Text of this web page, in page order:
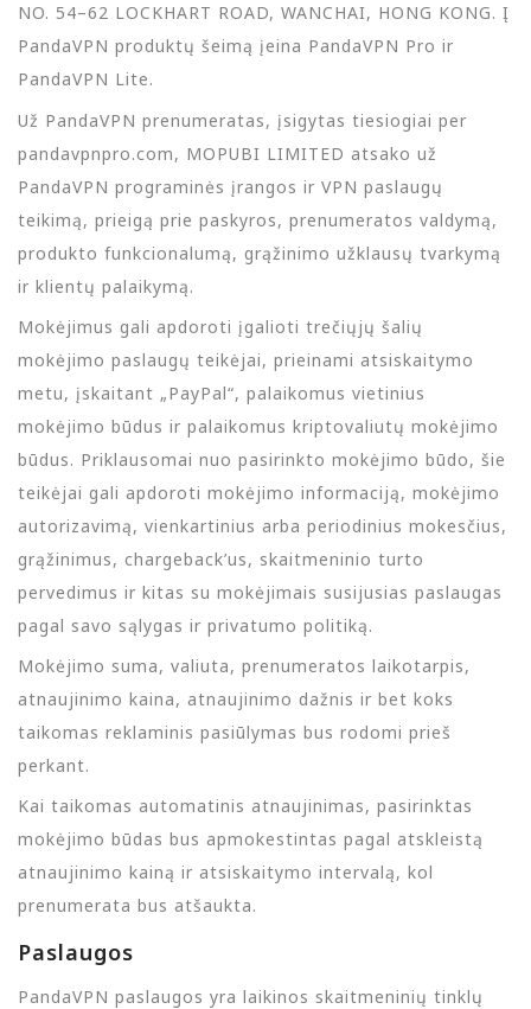
NO. 54–62 LOCKHART ROAD, WANCHAI, HONG KONG. Į
PandaVPN produktų šeimą įeina PandaVPN Pro ir
PandaVPN Lite.
Už PandaVPN prenumeratas, įsigytas tiesiogiai per
pandavpnpro.com, MOPUBI LIMITED atsako už
PandaVPN programinės įrangos ir VPN paslaugų
teikimą, prieigą prie paskyros, prenumeratos valdymą,
produkto funkcionalumą, grąžinimo užklausų tvarkymą
ir klientų palaikymą.
Mokėjimus gali apdoroti įgalioti trečiųjų šalių
mokėjimo paslaugų teikėjai, prieinami atsiskaitymo
metu, įskaitant „PayPal“, palaikomus vietinius
mokėjimo būdus ir palaikomus kriptovaliutų mokėjimo
būdus. Priklausomai nuo pasirinkto mokėjimo būdo, šie
teikėjai gali apdoroti mokėjimo informaciją, mokėjimo
autorizavimą, vienkartinius arba periodinius mokesčius,
grąžinimus, chargeback’us, skaitmeninio turto
pervedimus ir kitas su mokėjimais susijusias paslaugas
pagal savo sąlygas ir privatumo politiką.
Mokėjimo suma, valiuta, prenumeratos laikotarpis,
atnaujinimo kaina, atnaujinimo dažnis ir bet koks
taikomas reklaminis pasiūlymas bus rodomi prieš
perkant.
Kai taikomas automatinis atnaujinimas, pasirinktas
mokėjimo būdas bus apmokestintas pagal atskleistą
atnaujinimo kainą ir atsiskaitymo intervalą, kol
prenumerata bus atšaukta.
Paslaugos
PandaVPN paslaugos yra laikinos skaitmeninių tinklų